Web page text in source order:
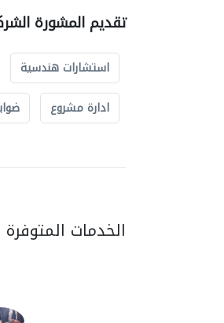
تقديم المشورة
استشارات هندسية
ادارة مشروع
الخدمات